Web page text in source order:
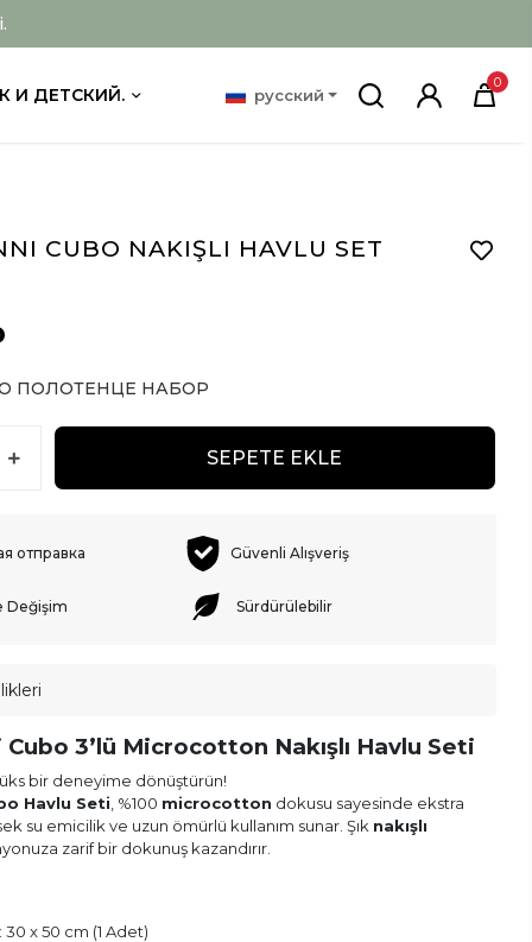
И ДЕТСКИЙ. русский
0
CUBO NAKIŞLI HAVLU SET
ПОЛОТЕНЦЕ НАБОР
SEPETE EKLE
отправка Güvenli Alışveriş
Değişim Sürdürülebilir
3’lü Microcotton Nakışlı Havlu Seti
bir deneyime dönüştürün!
Havlu Seti , %100 microcotton dokusu sayesinde ekstra
su emicilik ve uzun ömürlü kullanım sunar. Şık nakışlı
zarif bir dokunuş kazandırır.
30 x 50 cm (1 Adet)